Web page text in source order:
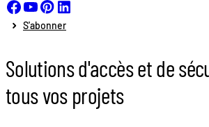
S'abonner
Solutions d'accès et de
tous vos projets